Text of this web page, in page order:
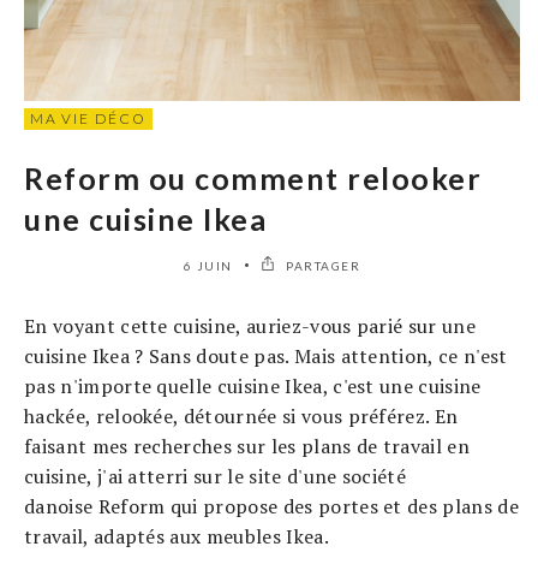
MA VIE DÉCO
Reform ou comment relooker
une cuisine Ikea
6 JUIN PARTAGER
En voyant cette cuisine, auriez-vous parié sur une
cuisine Ikea ? Sans doute pas. Mais attention, ce n'est
pas n'importe quelle cuisine Ikea, c'est une cuisine
hackée, relookée, détournée si vous préférez. En
faisant mes recherches sur les plans de travail en
cuisine, j'ai atterri sur le site d'une société
danoise Reform qui propose des portes et des plans de
travail, adaptés aux meubles Ikea.